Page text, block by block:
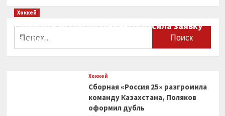
с защитником
Хоккей
Сборная Канады по хоккею огласила заявку
на чемпионат мира
Хоккей
Сборная «Россия 25» разгромила
команду Казахстана, Поляков
оформил дубль